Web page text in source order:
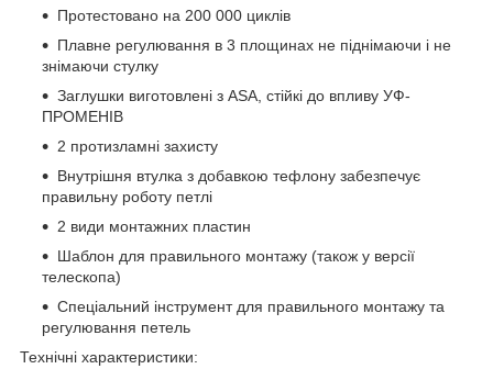
Протестовано на 200 000 циклів
Плавне регулювання в 3 площинах не піднімаючи і не
знімаючи стулку
Заглушки виготовлені з ASA, стійкі до впливу УФ-
ПРОМЕНІВ
2 протизламні захисту
Внутрішня втулка з добавкою тефлону забезпечує
правильну роботу петлі
2 види монтажних пластин
Шаблон для правильного монтажу (також у версії
телескопа)
Спеціальний інструмент для правильного монтажу та
регулювання петель
Технічні характеристики: